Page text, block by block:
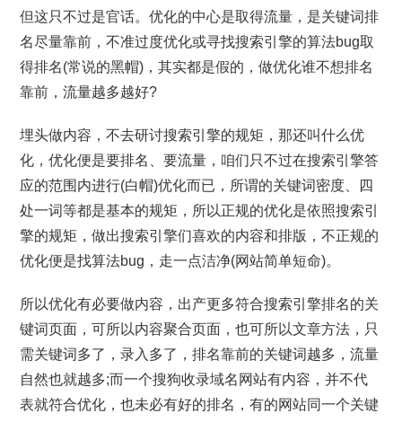
但这只不过是官话。优化的中心是取得流量，是关键词排
名尽量靠前，不准过度优化或寻找搜索引擎的算法bug取
得排名(常说的黑帽)，其实都是假的，做优化谁不想排名
靠前，流量越多越好?
埋头做内容，不去研讨搜索引擎的规矩，那还叫什么优
化，优化便是要排名、要流量，咱们只不过在搜索引擎答
应的范围内进行(白帽)优化而已，所谓的关键词密度、四
处一词等都是基本的规矩，所以正规的优化是依照搜索引
擎的规矩，做出搜索引擎们喜欢的内容和排版，不正规的
优化便是找算法bug，走一点洁净(网站简单短命)。
所以优化有必要做内容，出产更多符合搜索引擎排名的关
键词页面，可所以内容聚合页面，也可所以文章方法，只
需关键词多了，录入多了，排名靠前的关键词越多，流量
自然也就越多;而一个搜狗收录域名网站有内容，并不代
表就符合优化，也未必有好的排名，有的网站同一个关键